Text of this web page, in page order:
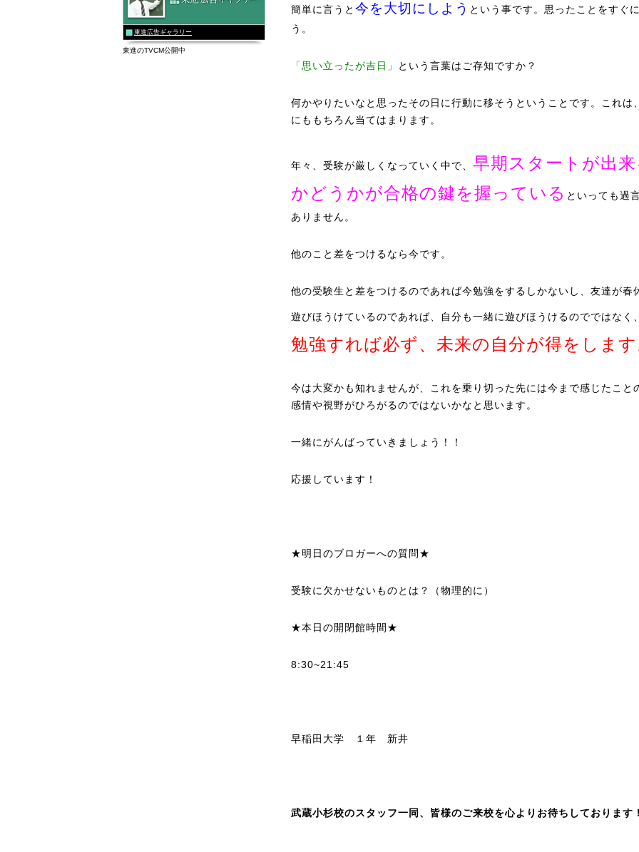
簡単に言うと 今を大切にしよう という事です。思ったことをすぐ
う。
「思い立ったが吉日」 という言葉はご存知ですか？
何かやりたいなと思ったその日に行動に移そうということです。これは
にももちろん当てはまります。
年々、受験が厳しくなっていく中で、 早期スタートが出来
かどうかが合格の鍵を握っている といっても過
ありません。
他のこと差をつけるなら今です。
他の受験生と差をつけるのであれば今勉強をするしかないし、友達が春
遊びほうけているのであれば、自分も一緒に遊びほうけるのでではなく、
勉強すれば必ず、未来の自分が得をします
今は大変かも知れませんが、これを乗り切った先には今まで感じたこと
感情や視野がひろがるのではないかなと思います。
一緒にがんばっていきましょう！！
応援しています！
★明日のブロガーへの質問★
受験に欠かせないものとは？（物理的に）
★本日の開閉館時間★
8:30~21:45
早稲田大学 １年 新井
武蔵小杉校のスタッフ一同、皆様のご来校を心よりお待ちしております
東進広告ギャラリー
東進のTVCM公開中